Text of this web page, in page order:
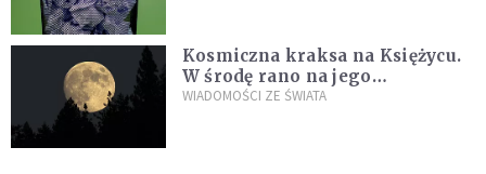
Kosmiczna kraksa na Księżycu.
W środę rano na jego
powierzchni dojdzie do
WIADOMOŚCI ZE ŚWIATA